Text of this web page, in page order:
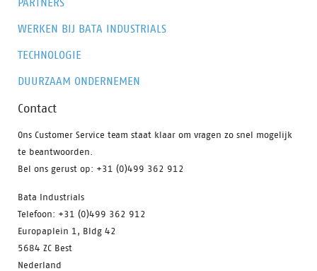
WERKEN BIJ BATA INDUSTRIALS
TECHNOLOGIE
DUURZAAM ONDERNEMEN
Contact
Ons Customer Service team staat klaar om vragen zo snel mogelijk
te beantwoorden.
Bel ons gerust op: +31 (0)499 362 912
Bata Industrials
Telefoon: +31 (0)499 362 912
Europaplein 1, Bldg 42
5684 ZC Best
Nederland